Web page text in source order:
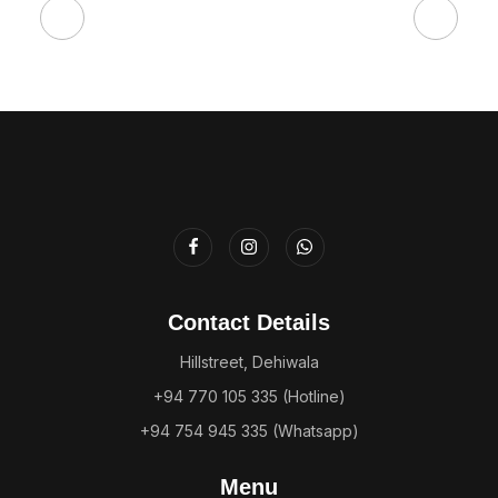
Contact Details
Hillstreet, Dehiwala
+94 770 105 335 (Hotline)
+94 754 945 335 (Whatsapp)
Menu